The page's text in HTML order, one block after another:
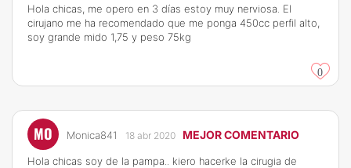
Hola chicas, me opero en 3 días estoy muy nerviosa. El
cirujano me ha recomendado que me ponga 450cc perfil alto,
soy grande mido 1,75 y peso 75kg
0
MO Monica841 18 abr 2020 MEJOR COMENTARIO
Hola chicas soy de la pampa.. kiero hacerke la cirugia de